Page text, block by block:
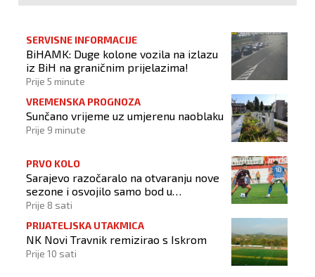
SERVISNE INFORMACIJE
BiHAMK: Duge kolone vozila na izlazu
iz BiH na graničnim prijelazima!
Prije 5 minute
VREMENSKA PROGNOZA
Sunčano vrijeme uz umjerenu naoblaku
Prije 9 minute
PRVO KOLO
Sarajevo razočaralo na otvaranju nove
sezone i osvojilo samo bod u
Vrapčićima
Prije 8 sati
PRIJATELJSKA UTAKMICA
NK Novi Travnik remizirao s Iskrom
Prije 10 sati